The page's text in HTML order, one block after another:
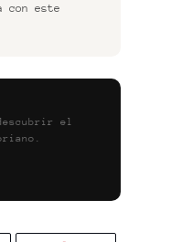
con este
el